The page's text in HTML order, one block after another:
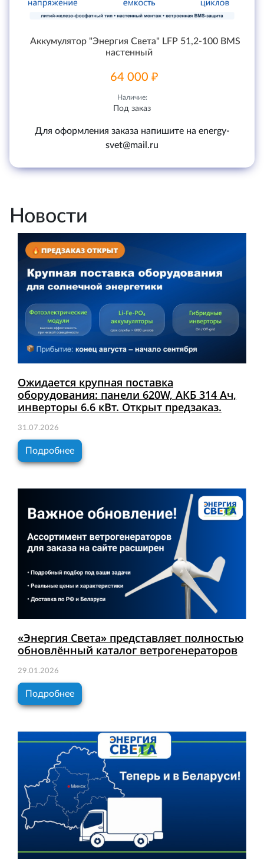
Аккумулятор "Энергия Света" LFP 51,2-100 BMS
настенный
64 000 ₽
Наличие:
Под заказ
Для оформления заказа напишите на energy-
svet@mail.ru
Новости
Ожидается крупная поставка
оборудования: панели 620W, АКБ 314 Ач,
инверторы 6.6 кВт. Открыт предзаказ.
31.07.2026
Подробнее
«Энергия Света» представляет полностью
обновлённый каталог ветрогенераторов
29.01.2026
Подробнее